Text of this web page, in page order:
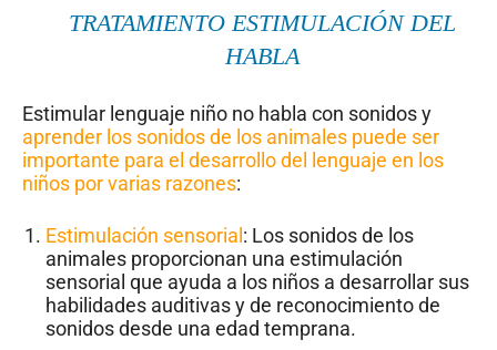
TRATAMIENTO ESTIMULACIÓN DEL
HABLA
Estimular lenguaje niño no habla con sonidos y
aprender los sonidos de los animales puede ser
importante para el desarrollo del lenguaje en los
niños por varias razones:
Estimulación sensorial : Los sonidos de los
animales proporcionan una estimulación
sensorial que ayuda a los niños a desarrollar sus
habilidades auditivas y de reconocimiento de
sonidos desde una edad temprana.